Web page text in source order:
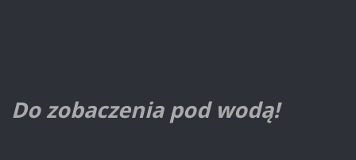
Do zobaczenia pod wodą!